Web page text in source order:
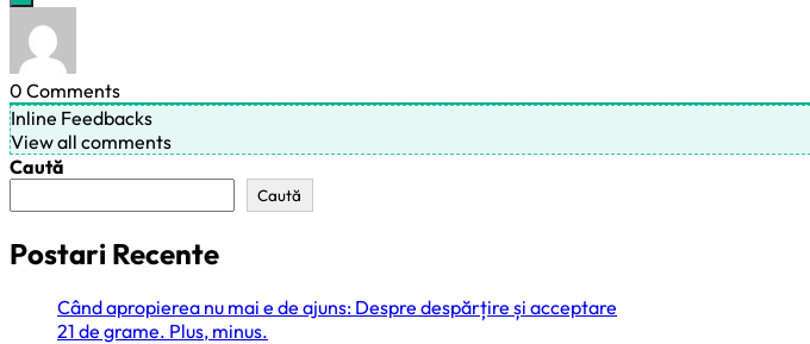
0 Comments
Inline Feedbacks
View all comments
Caută
Caută
Postari Recente
Când apropierea nu mai e de ajuns: Despre despărțire și acceptare
21 de grame. Plus, minus.